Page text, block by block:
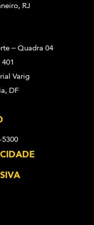
RJ
– Quadra 04
Varig
DF
5300